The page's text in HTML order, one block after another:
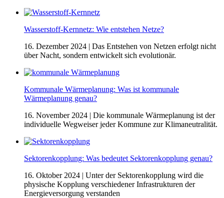
Wasserstoff-Kernnetz: Wie entstehen Netze?
16. Dezember 2024 | Das Entstehen von Netzen erfolgt nicht
über Nacht, sondern entwickelt sich evolutionär.
Kommunale Wärmeplanung: Was ist kommunale
Wärmeplanung genau?
16. November 2024 | Die kommunale Wärmeplanung ist der
individuelle Wegweiser jeder Kommune zur Klimaneutralität.
Sektorenkopplung: Was bedeutet Sektorenkopplung genau?
16. Oktober 2024 | Unter der Sektorenkopplung wird die
physische Kopplung verschiedener Infrastrukturen der
Energieversorgung verstanden